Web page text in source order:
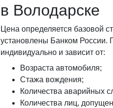
в Володарске
Цена определяется
установлены Банком России.
индивидуально и зависит от:
Возраста автомобиля;
Стажа вождения;
Количества аварийных
Количества лиц,